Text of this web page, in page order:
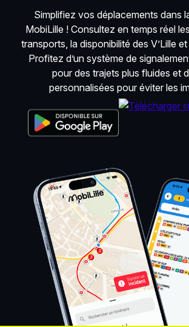
Simplifiez vos déplacements dans
MobiLille ! Consultez en temps réel
transports, la disponibilité des V’Lille
Profitez d’un système de
pour des trajets plus fluides et
personnalisées pour éviter les